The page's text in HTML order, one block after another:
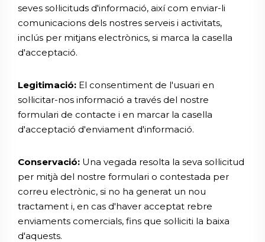
seves sol·licituds d'informació, així com enviar-li
comunicacions dels nostres serveis i activitats,
inclús per mitjans electrònics, si marca la casella
d'acceptació.
Legitimació: El consentiment de l'usuari en
sol·licitar-nos informació a través del nostre
formulari de contacte i en marcar la casella
d'acceptació d'enviament d'informació.
Conservació: Una vegada resolta la seva sol·licitud
per mitjà del nostre formulari o contestada per
correu electrònic, si no ha generat un nou
tractament i, en cas d'haver acceptat rebre
enviaments comercials, fins que sol·liciti la baixa
d'aquests.